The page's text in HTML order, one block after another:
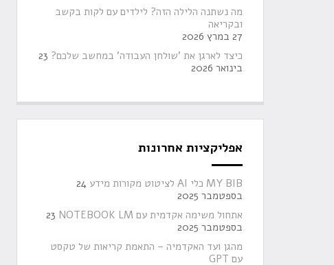
מה נשתנה הלילה הזה? לילדים עם לקות בקשב
ובקריאה
27 במרץ 2026
כיצד לארגן את 'שולחן העבודה' במחשב שלכם? 23
בינואר 2026
אפליקציות אחרונות
MY BIB כלי AI לציטוט מקורות מידע
24
בספטמבר 2025
אתחול משימה אקדמית עם NOTEBOOK LM
23
בספטמבר 2025
מהגן ועד האקדמיה – התאמת קריאות של טקסט
עם GPT